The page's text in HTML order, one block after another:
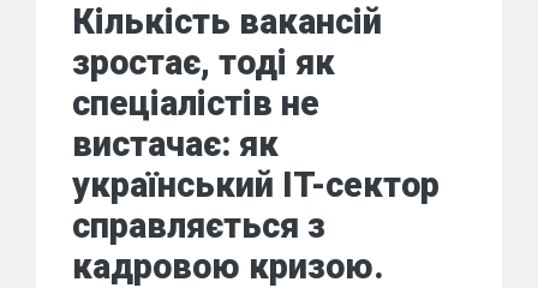
Кількість вакансій
зростає, тоді як
спеціалістів не
вистачає: як
український IT-сектор
справляється з
кадровою кризою.